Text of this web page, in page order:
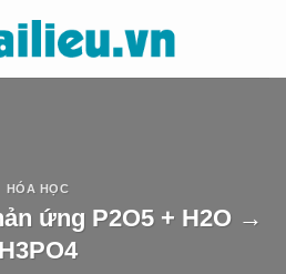
HÓA HỌC
ứng P2O5 + H2O →
H3PO4